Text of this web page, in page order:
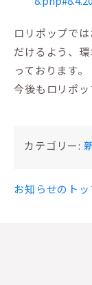
ロリポップで
だけるよう、
っております。
今後もロリポッ
カテゴリー:
お知らせのト